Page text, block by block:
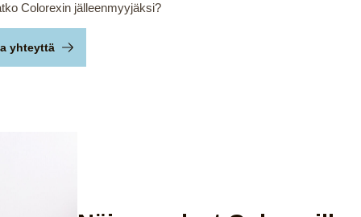
Colorexin jälleenmyyjäksi?
yhteyttä